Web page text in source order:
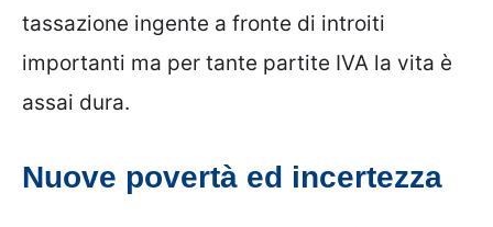
tassazione ingente a fronte di introiti
importanti ma per tante partite IVA la vita è
assai dura.
Nuove povertà ed incertezza